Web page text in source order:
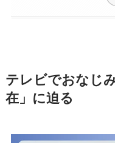
テレビでおなじ
在」に迫る